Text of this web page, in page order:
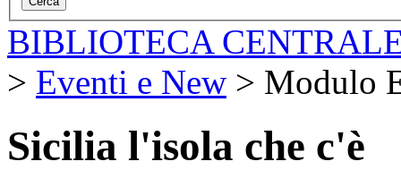
BIBLIOTECA
> Eventi e New > Modulo
Sicilia l'isola che c'è